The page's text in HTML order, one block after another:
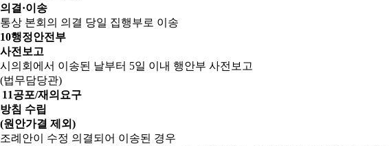
의결·이송
통상 본회의 의결 당일 집행부로 이송
10행정안전부
사전보고
시의회에서 이송된 날부터 5일 이내 행안부 사전보고
(법무담당관)
11공포/재의요구
방침 수립
(원안가결 제외)
조례안이 수정 의결되어 이송된 경우